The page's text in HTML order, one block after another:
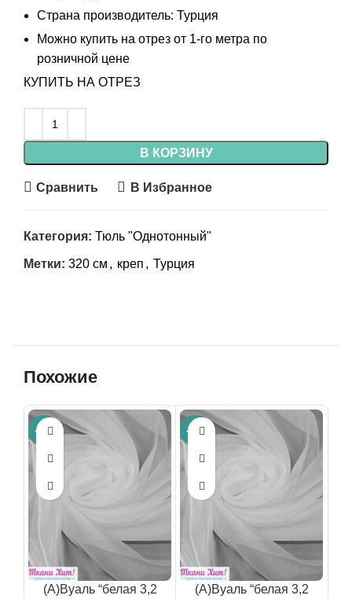
Страна производитель: Турция
Можно купить на отрез от 1-го метра по
розничной цене
КУПИТЬ НА ОТРЕЗ
В КОРЗИНУ
Сравнить В Избранное
Категория: Тюль "Однотонный"
Метки: 320 см , креп , Турция
Похожие
-41%
(А)Вуаль “белая 3,2
-42%
(А)Вуаль “белая 3,2